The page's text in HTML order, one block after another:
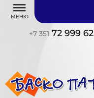
МЕНЮ
+7 351 72 999 62